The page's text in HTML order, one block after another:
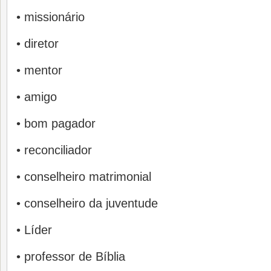
• missionário
• diretor
• mentor
• amigo
• bom pagador
• reconciliador
• conselheiro matrimonial
• conselheiro da juventude
• Líder
• professor de Bíblia